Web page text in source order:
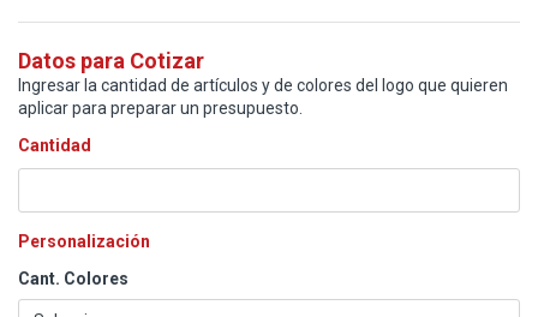
Datos para Cotizar
Ingresar la cantidad de artículos y de colores del logo que quieren
aplicar para preparar un presupuesto.
Cantidad
Personalización
Cant. Colores